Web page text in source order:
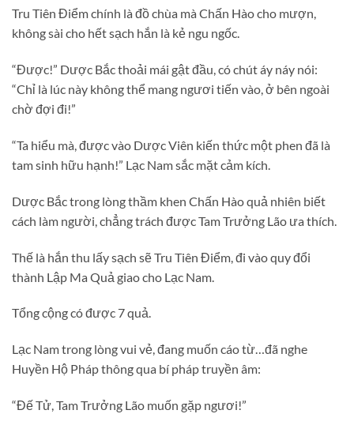
Tru Tiên Điểm chính là đồ chùa mà Chấn Hào cho mượn,
không sài cho hết sạch hắn là kẻ ngu ngốc.
“Được!” Dược Bắc thoải mái gật đầu, có chút áy náy nói:
“Chỉ là lúc này không thể mang ngươi tiến vào, ở bên ngoài
chờ đợi đi!”
“Ta hiểu mà, được vào Dược Viên kiến thức một phen đã là
tam sinh hữu hạnh!” Lạc Nam sắc mặt cảm kích.
Dược Bắc trong lòng thầm khen Chấn Hào quả nhiên biết
cách làm người, chẳng trách được Tam Trưởng Lão ưa thích.
Thế là hắn thu lấy sạch sẽ Tru Tiên Điểm, đi vào quy đổi
thành Lập Ma Quả giao cho Lạc Nam.
Tổng cộng có được 7 quả.
Lạc Nam trong lòng vui vẻ, đang muốn cáo từ…đã nghe
Huyền Hộ Pháp thông qua bí pháp truyền âm:
“Đế Tử, Tam Trưởng Lão muốn gặp ngươi!”